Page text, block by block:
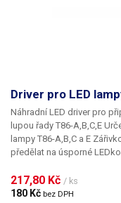
Driver pro LED
Náhradní LED driver pro
lupou
lampy T86-A,B,C a E
předělat na úsporné
zářivky za kruhový LED
217,80 Kč / ks
180 Kč bez DPH